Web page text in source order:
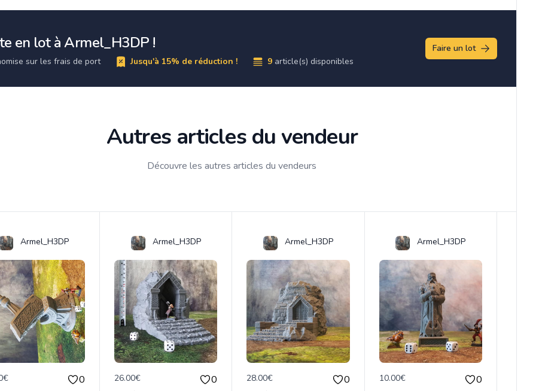
en lot à Armel_H3DP !
sur les frais de port Jusqu'à 15% de réduction ! 9 article(s) disponibles
Faire un lot
Autres articles du vendeur
Découvre les autres articles du vendeurs
Armel_H3DP
0
Armel_H3DP
26.00€ 0
Armel_H3DP
28.00€ 0
Armel_H3DP
10.00€ 0